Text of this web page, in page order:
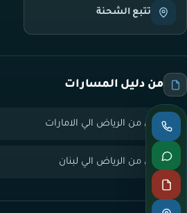
تتبع الشحنة
من دليل المسارات
شحن من الرياض الي الامارات
شحن من الرياض الي لبنان